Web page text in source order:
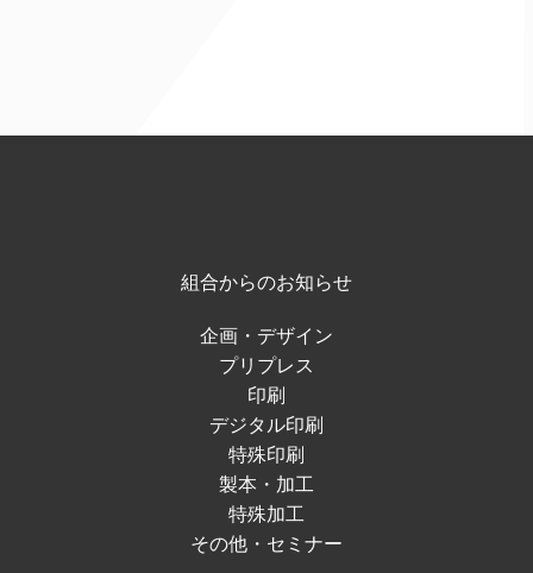
組合からのお知らせ
企画・デザイン
プリプレス
印刷
デジタル印刷
特殊印刷
製本・加工
特殊加工
その他・セミナー